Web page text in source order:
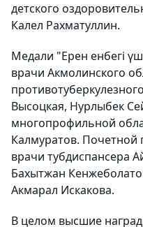
детского
Калел Рахматуллин.
Медали "Ерен енбегі
врачи Акмолинского
Высоцкая, Нурлыбек
многопрофильной
Калмуратов.
врачи тубдиспансера
Бахытжан
Акмарал Искакова.
В целом высшие